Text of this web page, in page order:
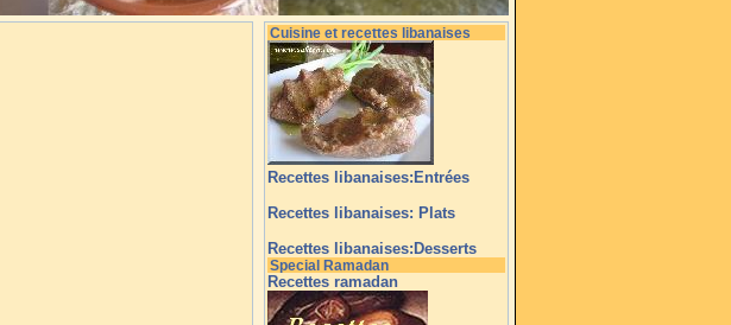
Cuisine et recettes libanaises
Recettes libanaises:Entrées
Recettes libanaises: Plats
Recettes libanaises:Desserts
Special Ramadan
Recettes ramadan